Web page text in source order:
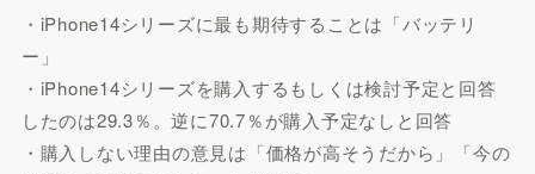
・iPhone14シリーズに最も期待することは「バッテリ
ー」
・iPhone14シリーズを購入するもしくは検討予定と回答
したのは29.3％。逆に70.7％が購入予定なしと回答
・購入しない理由の意見は「価格が高そうだから」「今の